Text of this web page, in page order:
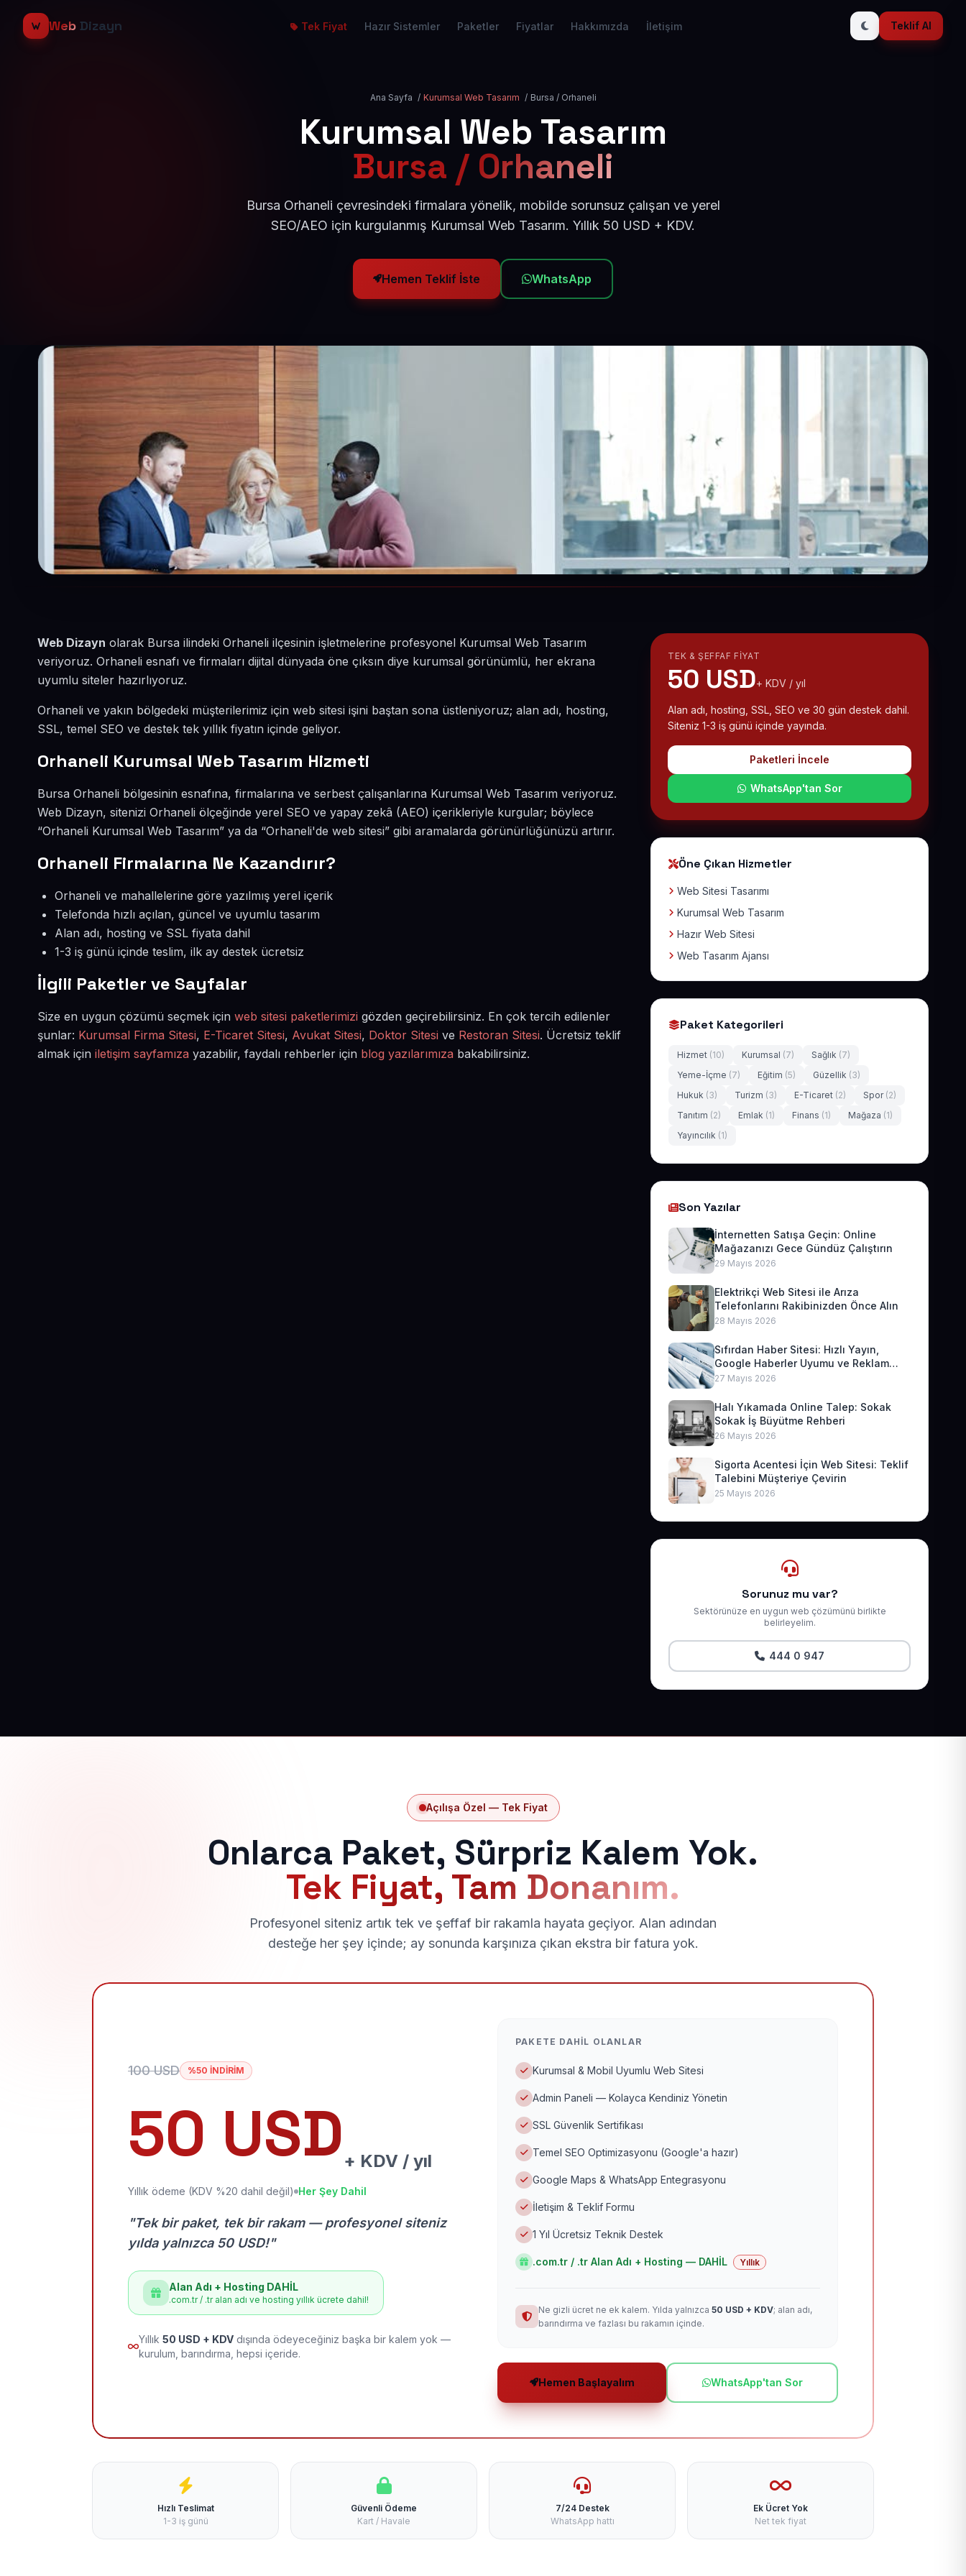
Web Dizayn Tek Fiyat Hazır Sistemler Paketler Fiyatlar Hakkımızda İletişim Teklif Al
Ana Sayfa / Kurumsal Web Tasarım / Bursa / Orhaneli
Kurumsal Web Tasarım
Bursa / Orhaneli
Bursa Orhaneli çevresindeki firmalara yönelik, mobilde sorunsuz çalışan ve yerel
SEO/AEO için kurgulanmış Kurumsal Web Tasarım. Yıllık 50 USD + KDV.
Hemen Teklif İste WhatsApp
Web Dizayn olarak Bursa ilindeki Orhaneli ilçesinin işletmelerine profesyonel Kurumsal Web Tasarım
veriyoruz. Orhaneli esnafı ve firmaları dijital dünyada öne çıksın diye kurumsal görünümlü, her ekrana
uyumlu siteler hazırlıyoruz.
Orhaneli ve yakın bölgedeki müşterilerimiz için web sitesi işini baştan sona üstleniyoruz; alan adı, hosting,
SSL, temel SEO ve destek tek yıllık fiyatın içinde geliyor.
Orhaneli Kurumsal Web Tasarım Hizmeti
Bursa Orhaneli bölgesinin esnafına, firmalarına ve serbest çalışanlarına Kurumsal Web Tasarım veriyoruz.
Web Dizayn, sitenizi Orhaneli ölçeğinde yerel SEO ve yapay zekâ (AEO) içerikleriyle kurgular; böylece
“Orhaneli Kurumsal Web Tasarım” ya da “Orhaneli'de web sitesi” gibi aramalarda görünürlüğünüzü artırır.
Orhaneli Firmalarına Ne Kazandırır?
Orhaneli ve mahallelerine göre yazılmış yerel içerik
Telefonda hızlı açılan, güncel ve uyumlu tasarım
Alan adı, hosting ve SSL fiyata dahil
1-3 iş günü içinde teslim, ilk ay destek ücretsiz
İlgili Paketler ve Sayfalar
Size en uygun çözümü seçmek için web sitesi paketlerimizi gözden geçirebilirsiniz. En çok tercih edilenler
şunlar: Kurumsal Firma Sitesi, E-Ticaret Sitesi, Avukat Sitesi, Doktor Sitesi ve Restoran Sitesi. Ücretsiz teklif
almak için iletişim sayfamıza yazabilir, faydalı rehberler için blog yazılarımıza bakabilirsiniz.
TEK & ŞEFFAF FIYAT
50 USD+ KDV / yıl
Alan adı, hosting, SSL, SEO ve 30 gün destek dahil.
Siteniz 1-3 iş günü içinde yayında.
Paketleri İncele
WhatsApp'tan Sor
Öne Çıkan Hizmetler
Web Sitesi Tasarımı
Kurumsal Web Tasarım
Hazır Web Sitesi
Web Tasarım Ajansı
Paket Kategorileri
Hizmet (10) Kurumsal (7) Sağlık (7)
Yeme-İçme (7) Eğitim (5) Güzellik (3)
Hukuk (3) Turizm (3) E-Ticaret (2) Spor (2)
Tanıtım (2) Emlak (1) Finans (1) Mağaza (1)
Yayıncılık (1)
Son Yazılar
İnternetten Satışa Geçin: Online
Mağazanızı Gece Gündüz Çalıştırın
29 Mayıs 2026
Elektrikçi Web Sitesi ile Arıza
Telefonlarını Rakibinizden Önce Alın
28 Mayıs 2026
Sıfırdan Haber Sitesi: Hızlı Yayın,
Google Haberler Uyumu ve Reklam
Geliri
27 Mayıs 2026
Halı Yıkamada Online Talep: Sokak
Sokak İş Büyütme Rehberi
26 Mayıs 2026
Sigorta Acentesi İçin Web Sitesi: Teklif
Talebini Müşteriye Çevirin
25 Mayıs 2026
Sorunuz mu var?
Sektörünüze en uygun web çözümünü birlikte
belirleyelim.
444 0 947
Açılışa Özel — Tek Fiyat
Onlarca Paket, Sürpriz Kalem Yok.
Tek Fiyat, Tam Donanım.
Profesyonel siteniz artık tek ve şeffaf bir rakamla hayata geçiyor. Alan adından
desteğe her şey içinde; ay sonunda karşınıza çıkan ekstra bir fatura yok.
100 USD %50 İNDİRİM
50 USD + KDV / yıl
Yıllık ödeme (KDV %20 dahil değil) Her Şey Dahil
"Tek bir paket, tek bir rakam — profesyonel siteniz
yılda yalnızca 50 USD!"
Alan Adı + Hosting DAHİL
.com.tr / .tr alan adı ve hosting yıllık ücrete dahil!
Yıllık 50 USD + KDV dışında ödeyeceğiniz başka bir kalem yok —
kurulum, barındırma, hepsi içeride.
PAKETE DAHIL OLANLAR
Kurumsal & Mobil Uyumlu Web Sitesi
Admin Paneli — Kolayca Kendiniz Yönetin
SSL Güvenlik Sertifikası
Temel SEO Optimizasyonu (Google'a hazır)
Google Maps & WhatsApp Entegrasyonu
İletişim & Teklif Formu
1 Yıl Ücretsiz Teknik Destek
.com.tr / .tr Alan Adı + Hosting — DAHİL Yıllık
Ne gizli ücret ne ek kalem. Yılda yalnızca 50 USD + KDV; alan adı,
barındırma ve fazlası bu rakamın içinde.
Hemen Başlayalım WhatsApp'tan Sor
Hızlı Teslimat
1-3 iş günü
Güvenli Ödeme
Kart / Havale
7/24 Destek
WhatsApp hattı
Ek Ücret Yok
Net tek fiyat